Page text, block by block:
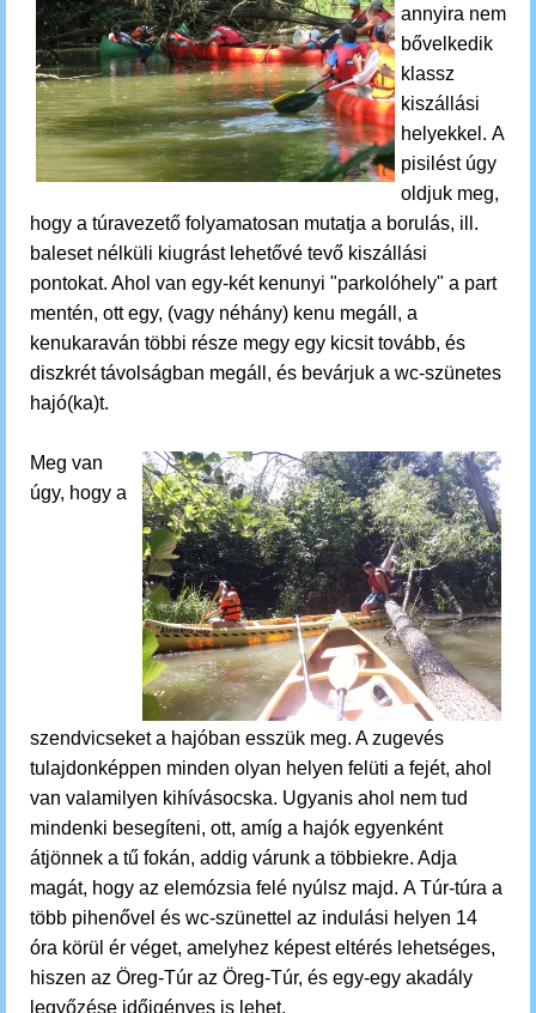
annyira nem
bővelkedik
klassz
kiszállási
helyekkel. A
pisilést úgy
oldjuk meg,
hogy a túravezető folyamatosan mutatja a borulás, ill.
baleset nélküli kiugrást lehetővé tevő kiszállási
pontokat. Ahol van egy-két kenunyi "parkolóhely" a part
mentén, ott egy, (vagy néhány) kenu megáll, a
kenukaraván többi része megy egy kicsit tovább, és
diszkrét távolságban megáll, és bevárjuk a wc-szünetes
hajó(ka)t.
Meg van
úgy, hogy a
szendvicseket a hajóban esszük meg. A zugevés
tulajdonképpen minden olyan helyen felüti a fejét, ahol
van valamilyen kihívásocska. Ugyanis ahol nem tud
mindenki besegíteni, ott, amíg a hajók egyenként
átjönnek a tű fokán, addig várunk a többiekre. Adja
magát, hogy az elemózsia felé nyúlsz majd. A Túr-túra a
több pihenővel és wc-szünettel az indulási helyen 14
óra körül ér véget, amelyhez képest eltérés lehetséges,
hiszen az Öreg-Túr az Öreg-Túr, és egy-egy akadály
legyőzése időigényes is lehet.